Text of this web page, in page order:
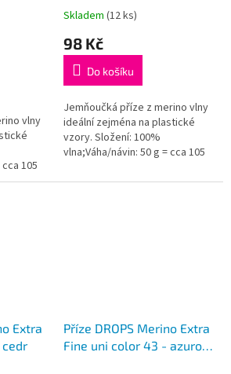
vlny
105
jehlic: 4
pudrová růžová
Průměrné
produktu
5,0
5
hvězdiček.
Skladem (12 ks)
98 Kč
Do košíku
Jemňoučká příze z merino vlny
ideální zejména na plastické
vzory. Složení: 100%
vlna;Váha/návin: 50 g = cca 105
mm...
Extra
Příze DROPS Merino Extra
Fine uni color 43 - azurové